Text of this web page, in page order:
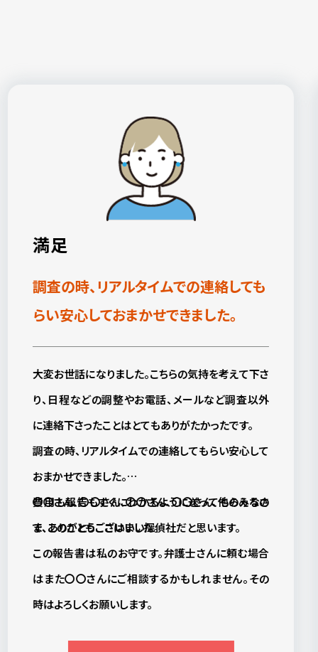
満足
調査の時、リアルタイムでの連絡しても
らい安心しておまかせできました。
大変お世話になりました。こちらの気持を考えて下さ
り、日程などの調整やお電話、メールなど調査以外
に連絡下さったことはとてもありがたかったです。
調査の時、リアルタイムでの連絡してもらい安心して
おまかせできました。
費用も報告もすぐにわかるように送ってもらえるの
で、このこともここはいい探偵社だと思います。
〇〇さん、〇〇さん、〇〇さん、〇〇さん、他のみなさ
ま、ありがとうございました。
この報告書は私のお守です。弁護士さんに頼む場合
はまた〇〇さんにご相談するかもしれません。その
時はよろしくお願いします。